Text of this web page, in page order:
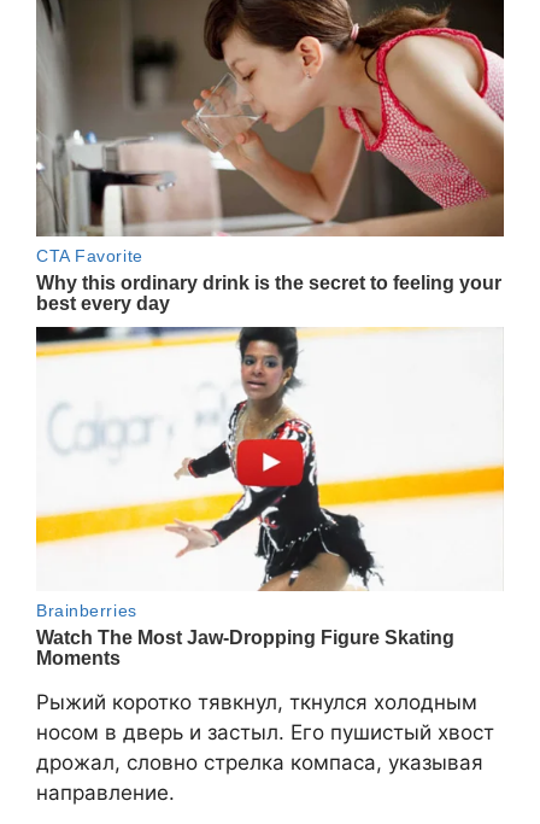
Рыжий коротко тявкнул, ткнулся холодным
носом в дверь и застыл. Его пушистый хвост
дрожал, словно стрелка компаса, указывая
направление.